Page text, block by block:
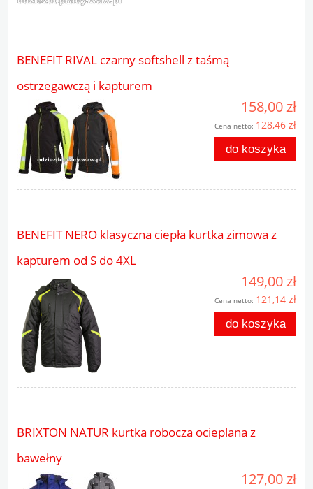
BENEFIT RIVAL czarny softshell z taśmą
ostrzegawczą i kapturem
158,00 zł
Cena netto: 128,46 zł
do koszyka
BENEFIT NERO klasyczna ciepła kurtka zimowa z
kapturem od S do 4XL
149,00 zł
Cena netto: 121,14 zł
do koszyka
BRIXTON NATUR kurtka robocza ocieplana z
bawełny
127,00 zł